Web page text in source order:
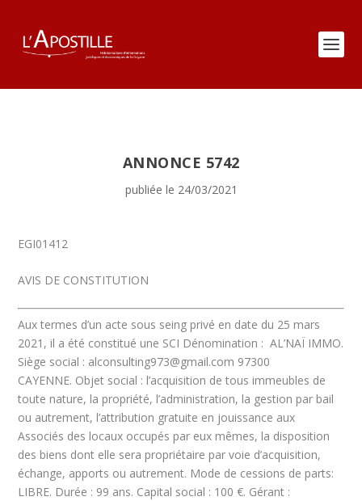
ANNONCE 5742
publiée le 24/03/2021
EGI01412
AVIS DE CONSTITUTION
Aux termes d’un acte sous seing privé en date du 25 mars
2021, il a été constitué une SCI Dénomination : AL’NAÏ IMMO.
Siège social : alconsulting973@gmail.com 97300
CAYENNE. Objet social : l’acquisition de tous immeubles de
toute nature, la propriété, l’administration, la gestion par bail
ou autrement, l’attribution gratuite en jouissance aux
Associés des locaux occupés par eux mêmes, la disposition
des biens dont elle sera propriétaire par voie d’acquisition,
échange, apports ou autrement. Mode de cessions de parts:
LIBRE. Durée : 99 ans. Capital social : 100 €. Gérant :